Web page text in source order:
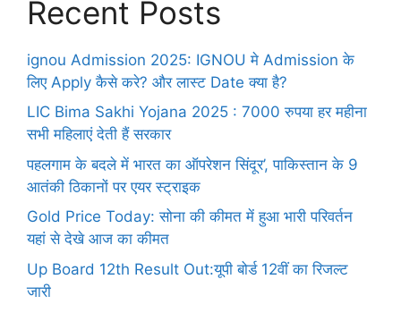
Recent Posts
ignou Admission 2025: IGNOU मे Admission के
लिए Apply कैसे करे? और लास्ट Date क्या है?
LIC Bima Sakhi Yojana 2025 : 7000 रुपया हर महीना
सभी महिलाएं देती हैं सरकार
पहलगाम के बदले में भारत का ऑपरेशन सिंदूर’, पाकिस्तान के 9
आतंकी ठिकानों पर एयर स्ट्राइक
Gold Price Today: सोना की कीमत में हुआ भारी परिवर्तन
यहां से देखे आज का कीमत
Up Board 12th Result Out:यूपी बोर्ड 12वीं का रिजल्ट
जारी